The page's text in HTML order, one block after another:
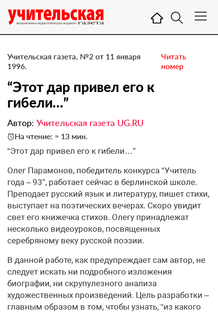
Учительская газета, №2 от 11 января
1996.
Читать
номер
“Этот дар привел его к
гибели…”
Автор: Учительская газета UG.RU
На чтение: ≈ 13 мин.
“Этот дар привел его к гибели…”
Олег Парамонов, победитель конкурса “Учитель
года – 93”, работает сейчас в берлинской школе.
Преподает русский язык и литературу, пишет стихи,
выступает на поэтических вечерах. Скоро увидит
свет его книжечка стихов. Олегу принадлежат
несколько видеоуроков, посвященных
серебряному веку русской поэзии.
В данной работе, как предупреждает сам автор, не
следует искать ни подробного изложения
биографии, ни скрупулезного анализа
художественных произведений. Цель разработки –
главным образом в том, чтобы узнать, “из какого